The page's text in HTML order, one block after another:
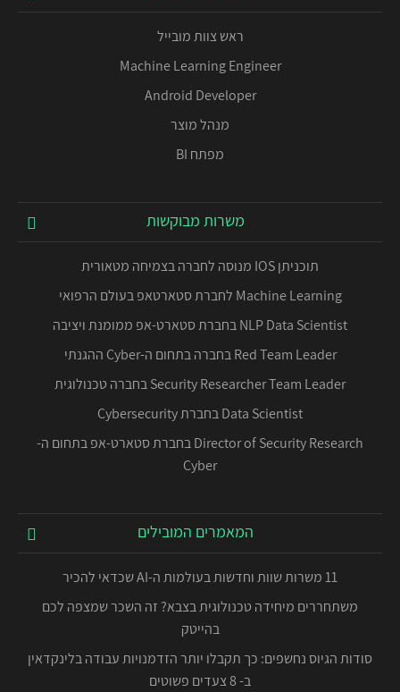
ראש צוות מובייל
Machine Learning Engineer
Android Developer
מנהל מוצר
מפתח BI
משרות מבוקשות
תוכניתן IOS מנוסה לחברה בצמיחה מטאורית
Machine Learning לחברת סטארטאפ בעולם הרפואי
NLP Data Scientist בחברת סטארט-אפ ממומנת ויציבה
Red Team Leader בחברה בתחום ה-Cyber ההגנתי
Security Researcher Team Leader בחברה טכנולוגית
Data Scientist בחברת Cybersecurity
Director of Security Research בחברת סטארט-אפ בתחום ה-
Cyber
המאמרים המובילים
11 משרות שוות וחדשות בעולמות ה-AI שכדאי להכיר
משתחררים מיחידה טכנולוגית בצבא? זה השכר שמצפה לכם
בהייטק
סודות הגיוס נחשפים: כך תקבלו יותר הזדמנויות עבודה בלינקדאין
ב- 8 צעדים פשוטים